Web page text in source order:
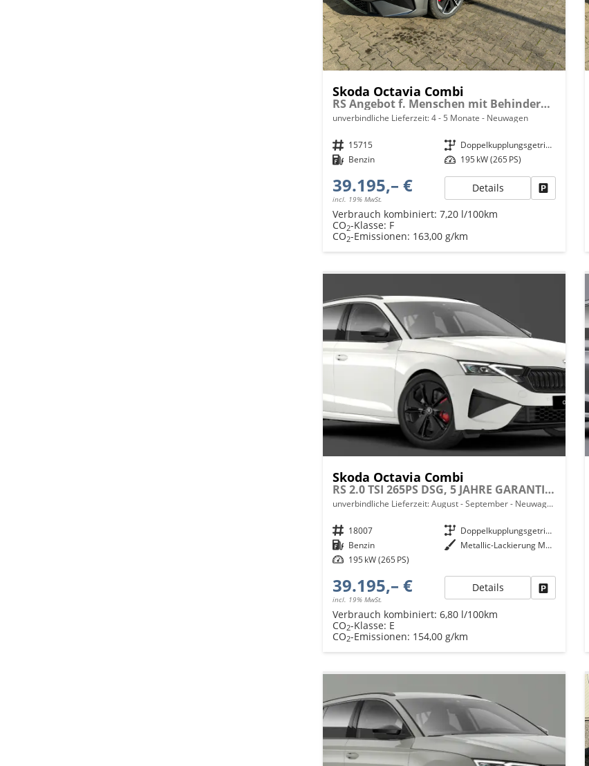
Skoda Octavia Combi
RS Angebot f. Menschen mit Behinderung ab 50 %! 2.0 TSI 265PS DSG/AUTOMATIK, 18" Alu MATRIX-LED, NAVI 13", CANTON, Side Assist, Sport-M-Lederlenkrad beheizt, Beh. Frontscheibe, Winterpaket, SunSet, Parksensoren v/hi, Kamera, ACC, Elektr. Heckklappe, Kessy, A
unverbindliche Lieferzeit: 4 - 5 Monate Neuwagen
Fahrzeugnr. 15715 Getriebe
Doppelkupplungsgetriebe (DSG)
Kraftstoff Benzin Leistung 195 kW (265 PS)
39.195,– €
incl. 19% MwSt.
Details
Verbrauch kombiniert: 7,20 l/100km
CO2-Klasse: F
CO2-Emissionen: 163,00 g/km
Skoda Octavia Combi
RS 2.0 TSI 265PS DSG, 5 JAHRE GARANTIE, Moon-White, ANHÄNGERKUPPLUNG, 18"Alu, MATRIX-LED, NAVI, Elektr. Heckklappe, ACC, Kessy, Alarm, Climatronic, ParkAssist, PDC, Kamera, Sitzheizung, Privacy-Glas, Netztrennwand, Virtual Cockpit 10"
unverbindliche Lieferzeit: August - September Neuwagen mit Tageszulassung
Fahrzeugnr. 18007 Getriebe
Doppelkupplungsgetriebe (DSG)
Kraftstoff Benzin Außenfarbe
Metallic-Lackierung Moon-Weiß
Leistung 195 kW (265 PS)
39.195,– €
incl. 19% MwSt.
Details
Verbrauch kombiniert: 6,80 l/100km
CO2-Klasse: E
CO2-Emissionen: 154,00 g/km